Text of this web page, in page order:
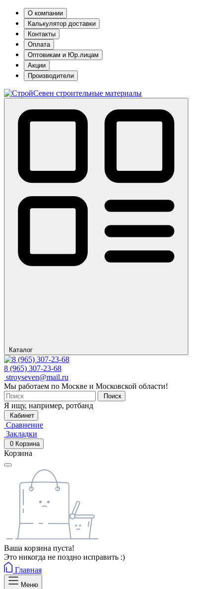
О компании
Калькулятор доставки
Контакты
Оплата
Оптовикам и Юр.лицам
Акции
Производители
Каталог
8 (965) 307-23-68
stroyseven@mail.ru
Мы работаем по Москве и Московской области!
Поиск
Я ищу, например, ротбанд
Кабинет
Сравнение
Закладки
0 Корзина
Корзина
Ваша корзина пуста!
Это никогда не поздно исправить :)
Главная
Меню